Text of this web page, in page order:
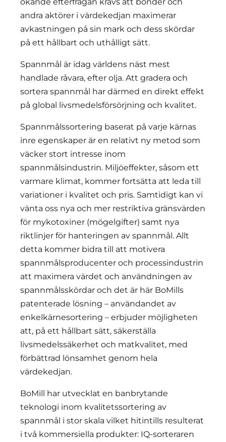
andra aktörer i värdekedjan maximerar
avkastningen på sin mark och dess skördar
på ett hållbart och uthålligt sätt.
Spannmål är idag världens näst mest
handlade råvara, efter olja. Att gradera och
sortera spannmål har därmed en direkt effekt
på global livsmedelsförsörjning och kvalitet.
Spannmålssortering baserat på varje kärnas
inre egenskaper är en relativt ny metod som
väcker stort intresse inom
spannmålsindustrin. Miljöeffekter, såsom ett
varmare klimat, kommer fortsätta att leda till
variationer i kvalitet och pris. Samtidigt kan vi
vänta oss nya och mer restriktiva gränsvärden
för mykotoxiner (mögelgifter) samt nya
riktlinjer för hanteringen av spannmål. Allt
detta kommer bidra till att motivera
spannmålsproducenter och processindustrin
att maximera värdet och användningen av
spannmålsskördar och det är här BoMills
patenterade lösning – användandet av
enkelkärnesortering – erbjuder möjligheten
att, på ett hållbart sätt, säkerställa
livsmedelssäkerhet och matkvalitet, med
förbättrad lönsamhet genom hela
värdekedjan.
BoMill har utvecklat en banbrytande
teknologi inom kvalitetssortering av
spannmål i stor skala vilket hitintills resulterat
i två kommersiella produkter: IQ-sorteraren